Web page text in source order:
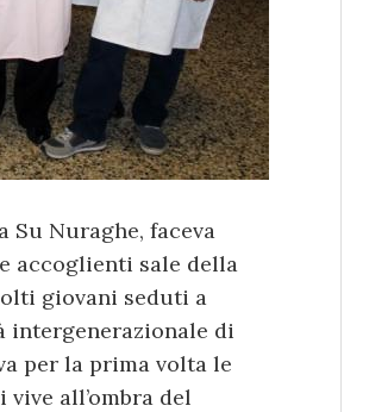
Su Nuraghe, faceva
accoglienti sale della
giovani seduti a
intergenerazionale di
per la prima volta le
all’ombra del